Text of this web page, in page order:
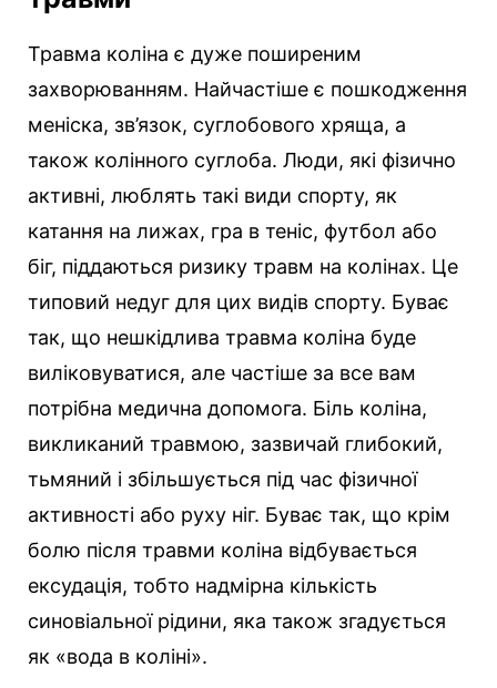
Травма коліна є дуже поширеним
захворюванням. Найчастіше є пошкодження
меніска, зв’язок, суглобового хряща, а
також колінного суглоба. Люди, які фізично
активні, люблять такі види спорту, як
катання на лижах, гра в теніс, футбол або
біг, піддаються ризику травм на колінах. Це
типовий недуг для цих видів спорту. Буває
так, що нешкідлива травма коліна буде
виліковуватися, але частіше за все вам
потрібна медична допомога. Біль коліна,
викликаний травмою, зазвичай глибокий,
тьмяний і збільшується під час фізичної
активності або руху ніг. Буває так, що крім
болю після травми коліна відбувається
ексудація, тобто надмірна кількість
синовіальної рідини, яка також згадується
як «вода в коліні».